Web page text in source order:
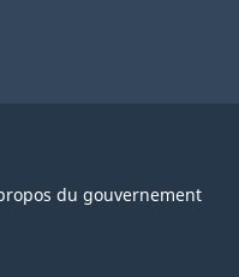
du gouvernement